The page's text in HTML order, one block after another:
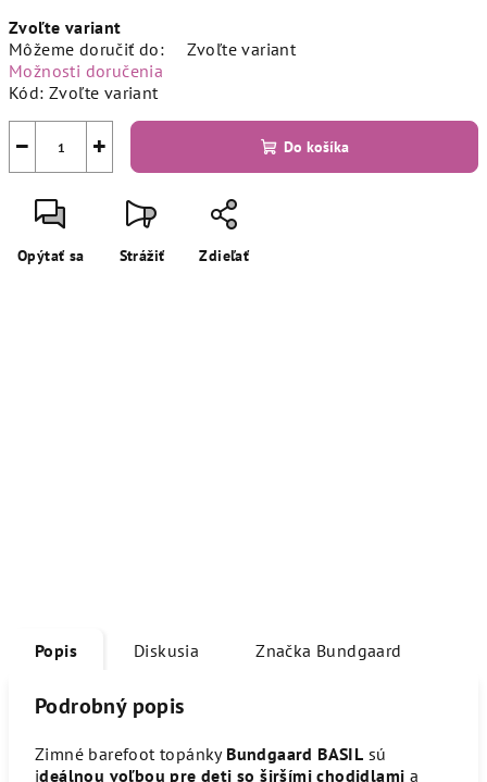
cena:
Zvoľte variant
Môžeme doručiť do:
Zvoľte variant
Možnosti doručenia
Kód: Zvoľte variant
+
− Do košíka
Opýtať sa Strážiť Zdieľať
Popis Diskusia Značka Bundgaard
Podrobný popis
Zimné barefoot topánky Bundgaard BASIL sú
ideálnou voľbou pre deti so širšími chodidlami a